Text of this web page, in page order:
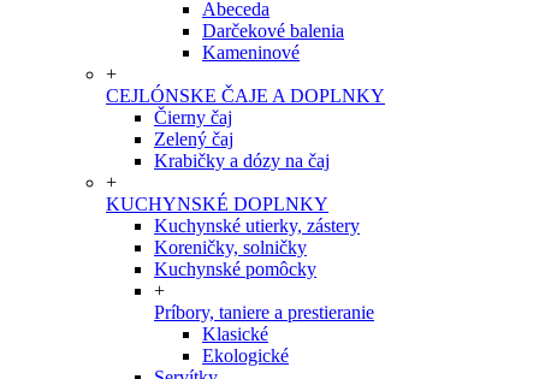
Abeceda
Darčekové balenia
Kameninové
+
CEJLÓNSKE ČAJE A DOPLNKY
Čierny čaj
Zelený čaj
Krabičky a dózy na čaj
+
KUCHYNSKÉ DOPLNKY
Kuchynské utierky, zástery
Koreničky, solničky
Kuchynské pomôcky
+
Príbory, taniere a prestieranie
Klasické
Ekologické